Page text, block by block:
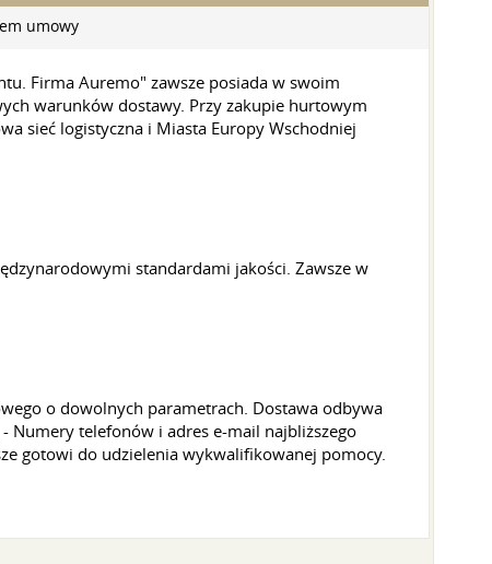
umowy
Firma Auremo" zawsze posiada w swoim
warunków dostawy. Przy zakupie hurtowym
sieć logistyczna i Miasta Europy Wschodniej
standardami jakości. Zawsze w
o dowolnych parametrach. Dostawa odbywa
Numery telefonów i adres e-mail najbliższego
gotowi do udzielenia wykwalifikowanej pomocy.